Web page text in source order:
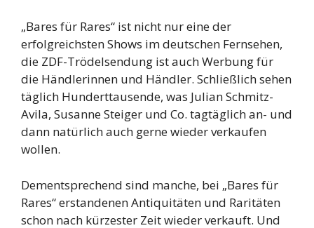
„Bares für Rares“ ist nicht nur eine der
erfolgreichsten Shows im deutschen Fernsehen,
die ZDF-Trödelsendung ist auch Werbung für
die Händlerinnen und Händler. Schließlich sehen
täglich Hunderttausende, was Julian Schmitz-
Avila, Susanne Steiger und Co. tagtäglich an- und
dann natürlich auch gerne wieder verkaufen
wollen.
Dementsprechend sind manche, bei „Bares für
Rares“ erstandenen Antiquitäten und Raritäten
schon nach kürzester Zeit wieder verkauft. Und